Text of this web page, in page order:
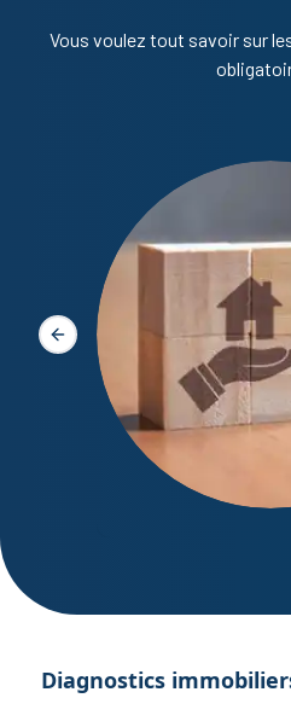
Vous voulez tout savoir sur
Slide précédente
Diagnostics